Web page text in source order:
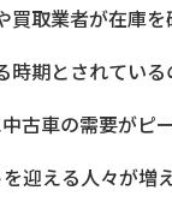
取業者が在庫を
期とされている
古車の需要がピ
迎える人々が増